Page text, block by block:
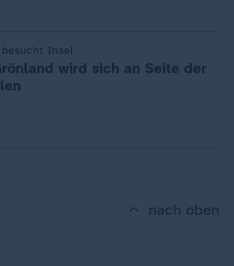
besucht Insel
wird sich an Seite der
nach oben